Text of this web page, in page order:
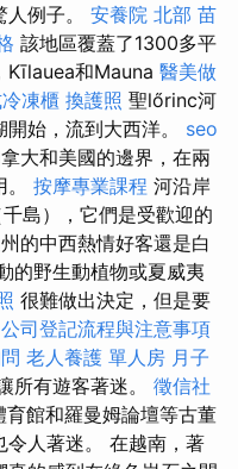
例子。 安養院 北部 苗
該地區覆蓋了1300多平
Kīlauea和Mauna 醫美做
凍櫃 換護照 聖lőrinc河
始，流到大西洋。 seo
大和美國的邊界，在兩
按摩專業課程 河沿岸
島），它們是受歡迎的
的中西熱情好客還是白
的野生動植物或夏威夷
很難做出決定，但是要
公司登記流程與注意事項
老人養護 單人房 月子
所有遊客著迷。 徵信社
育館和羅曼姆論壇等古董
令人著迷。 在越南，著